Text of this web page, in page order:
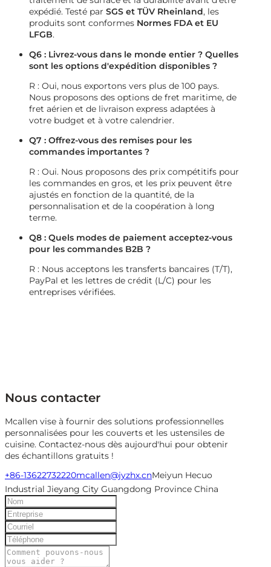
expédié. Testé par SGS et TÜV Rheinland, les
produits sont conformes Normes FDA et EU
LFGB.
Q6 : Livrez-vous dans le monde entier ? Quelles
sont les options d'expédition disponibles ?
R : Oui, nous exportons vers plus de 100 pays.
Nous proposons des options de fret maritime, de
fret aérien et de livraison express adaptées à
votre budget et à votre calendrier.
Q7 : Offrez-vous des remises pour les
commandes importantes ?
R : Oui. Nous proposons des prix compétitifs pour
les commandes en gros, et les prix peuvent être
ajustés en fonction de la quantité, de la
personnalisation et de la coopération à long
terme.
Q8 : Quels modes de paiement acceptez-vous
pour les commandes B2B ?
R : Nous acceptons les transferts bancaires (T/T),
PayPal et les lettres de crédit (L/C) pour les
entreprises vérifiées.
Nous contacter
Mcallen vise à fournir des solutions professionnelles
personnalisées pour les couverts et les ustensiles de
cuisine. Contactez-nous dès aujourd'hui pour obtenir
des échantillons gratuits !
+86-13622732220mcallen@jyzhx.cnMeiyun Hecuo
Industrial Jieyang City Guangdong Province China